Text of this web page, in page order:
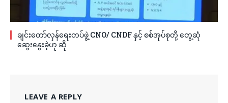
ချင်းတော်လှန်ရေးတပ်ဖွဲ့ CNO/ CNDF နှင့် စစ်အုပ်စုတို့ တွေ့ဆုံ
ဆွေးနွေးခဲ့ဟု ဆို
LEAVE A REPLY